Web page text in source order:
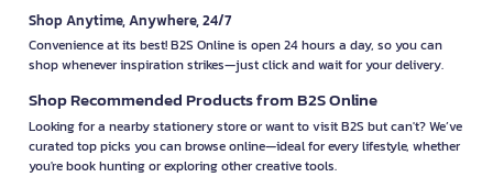
Shop Anytime, Anywhere, 24/7
Convenience at its best! B2S Online is open 24 hours a day, so you can
shop whenever inspiration strikes—just click and wait for your delivery.
Shop Recommended Products from B2S Online
Looking for a nearby stationery store or want to visit B2S but can't? We’ve
curated top picks you can browse online—ideal for every lifestyle, whether
you're book hunting or exploring other creative tools.